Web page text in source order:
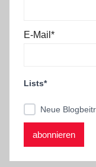
E-Mail*
Lists*
Neue